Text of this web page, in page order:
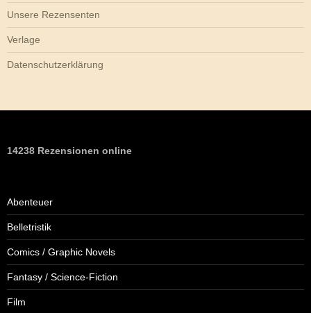
Unsere Rezensenten
Verlage
Datenschutzerklärung
14238 Rezensionen online
Abenteuer
Belletristik
Comics / Graphic Novels
Fantasy / Science-Fiction
Film